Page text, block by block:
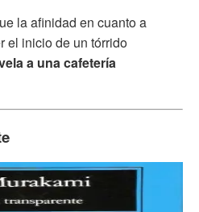
la afinidad en cuanto a
el inicio de un tórrido
a una cafetería